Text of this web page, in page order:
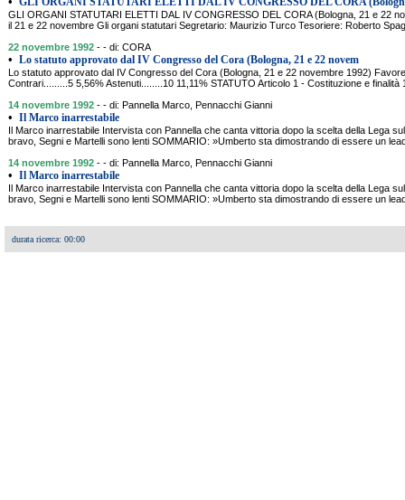
GLI ORGANI STATUTARI ELETTI DAL IV CONGRESSO DEL CORA (Bologna, 21 e 22
il 21 e 22 novembre Gli organi statutari Segretario: Maurizio Turco Tesoriere: Roberto
22 novembre 1992 - - di: CORA
• Lo statuto approvato dal IV Congresso del Cora (Bologna, 21 e 22 novem
Lo statuto approvato dal IV Congresso del Cora (Bologna, 21 e 22 novembre 1992)
Contrari.........5 5,56% Astenuti........10 11,11% STATUTO Articolo 1 - Costituzione e finalità
14 novembre 1992 - - di: Pannella Marco, Pennacchi Gianni
• Il Marco inarrestabile
Il Marco inarrestabile Intervista con Pannella che canta vittoria dopo la scelta della Lega
bravo, Segni e Martelli sono lenti SOMMARIO: »Umberto sta dimostrando di essere un
14 novembre 1992 - - di: Pannella Marco, Pennacchi Gianni
• Il Marco inarrestabile
Il Marco inarrestabile Intervista con Pannella che canta vittoria dopo la scelta della Lega
bravo, Segni e Martelli sono lenti SOMMARIO: »Umberto sta dimostrando di essere un
durata ricerca: 00:00